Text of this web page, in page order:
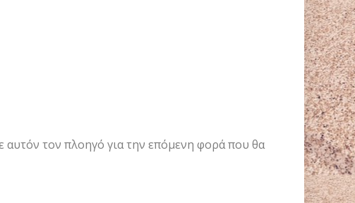
τον πλοηγό για την επόμενη φορά που θα